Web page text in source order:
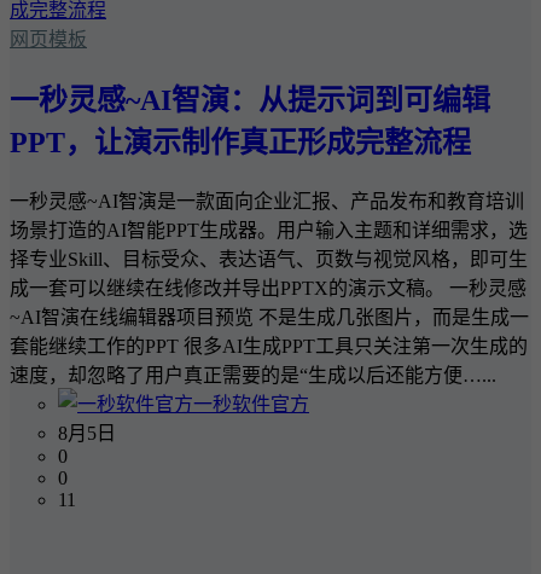
网页模板
一秒灵感~AI智演：从提示词到可编辑
PPT，让演示制作真正形成完整流程
一秒灵感~AI智演是一款面向企业汇报、产品发布和教育培训
场景打造的AI智能PPT生成器。用户输入主题和详细需求，选
择专业Skill、目标受众、表达语气、页数与视觉风格，即可生
成一套可以继续在线修改并导出PPTX的演示文稿。 一秒灵感
~AI智演在线编辑器项目预览 不是生成几张图片，而是生成一
套能继续工作的PPT 很多AI生成PPT工具只关注第一次生成的
速度，却忽略了用户真正需要的是“生成以后还能方便…...
一秒软件官方
8月5日
0
0
11